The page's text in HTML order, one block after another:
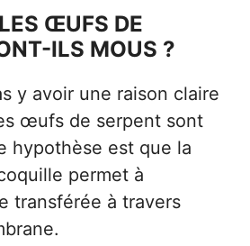
ŒUFS DE
ILS MOUS ?
y avoir une raison claire
œufs de serpent sont
hypothèse est que la
permet à
transférée à travers